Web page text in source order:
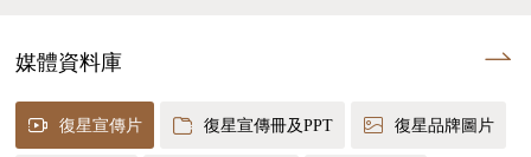
媒體資料庫
復星宣傳片 復星宣傳冊及PPT 復星品牌圖片